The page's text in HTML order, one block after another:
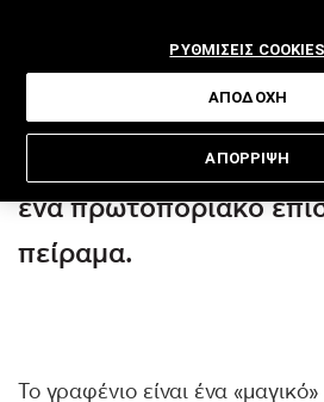
Μια έξυπνη ιδέα
ένα πρωτοποριακό
πείραμα.
Το γραφένιο είναι ένα
ΡΥΘΜΙΣΕΙΣ COOKIES
ΑΠΟΡΡΙΨΗ
ΑΠΟΔΟΧΗ